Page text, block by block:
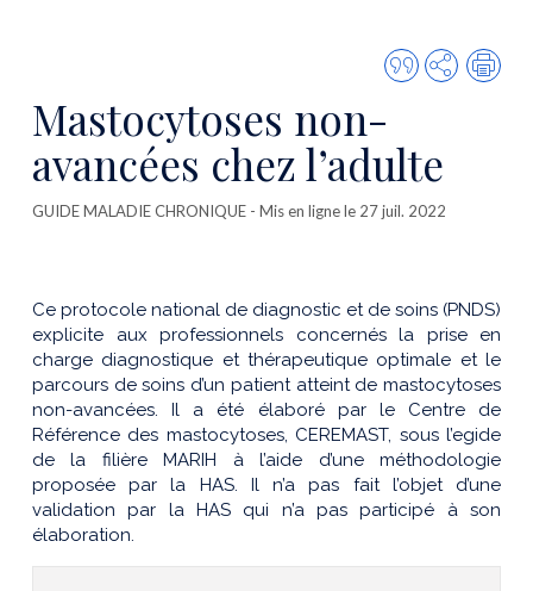
Citer
cette
Partager
Mastocytoses non-
avancées chez l’adulte
GUIDE MALADIE CHRONIQUE - Mis en ligne le 27 juil. 2022
Ce protocole national de diagnostic et de soins (PNDS)
explicite aux professionnels concernés la prise en
charge diagnostique et thérapeutique optimale et le
parcours de soins d’un patient atteint de mastocytoses
non-avancées. Il a été élaboré par le Centre de
Référence des mastocytoses, CEREMAST, sous l’egide
de la filière MARIH à l’aide d’une méthodologie
proposée par la HAS. Il n’a pas fait l’objet d’une
validation par la HAS qui n’a pas participé à son
élaboration.